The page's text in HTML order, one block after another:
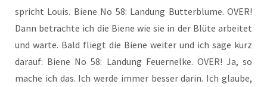
spricht Lou­is. Bie­ne No 58: Lan­dung But­ter­blu­me. OVER!
Dann betrach­te ich die Bie­ne wie sie in der Blü­te arbei­tet
und war­te. Bald fliegt die Bie­ne wei­ter und ich sage kurz
dar­auf: Bie­ne No 58: Lan­dung Feu­er­nel­ke. OVER! Ja, so
mache ich das. Ich wer­de immer bes­ser dar­in. Ich glau­be,